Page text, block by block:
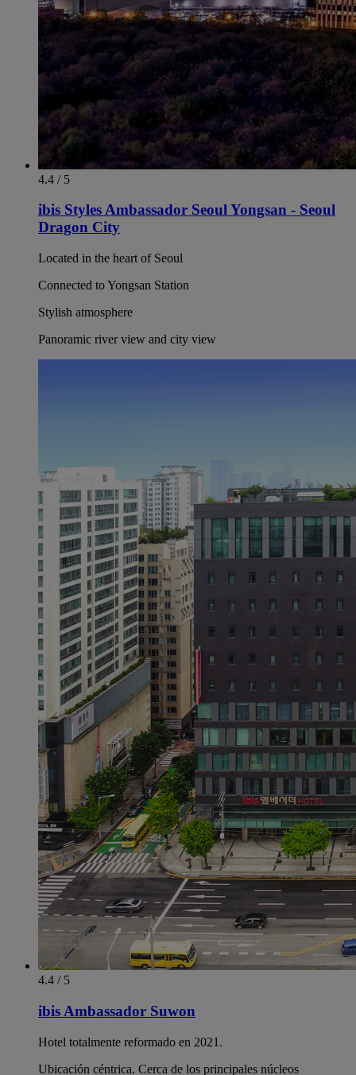
4.4 / 5
ibis Styles Ambassador Seoul Yongsan - Seoul
Dragon City
Located in the heart of Seoul
Connected to Yongsan Station
Stylish atmosphere
Panoramic river view and city view
4.4 / 5
ibis Ambassador Suwon
Hotel totalmente reformado en 2021.
Ubicación céntrica. Cerca de los principales núcleos